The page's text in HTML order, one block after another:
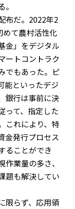
布だ。2022年2
て農村活性化
金」をデジタル
ートコントラク
でもあった。ピ
能といったデジ
銀行は事前に決
って、指定した
これにより、特
金発行プロセス
ることができ
業量の多さ、
題も解決してい
限らず、応用領